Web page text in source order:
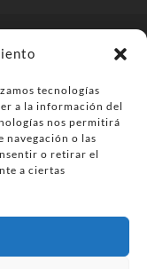
tecnologías
a la información del
nos permitirá
navegación o las
o retirar el
a ciertas
las cookies
de privacidad